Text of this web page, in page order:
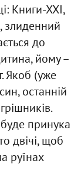
Книги-ХХІ,
злиденний
до
йому –
Якоб (уже
останній
принука
двічі, щоб
руїнах